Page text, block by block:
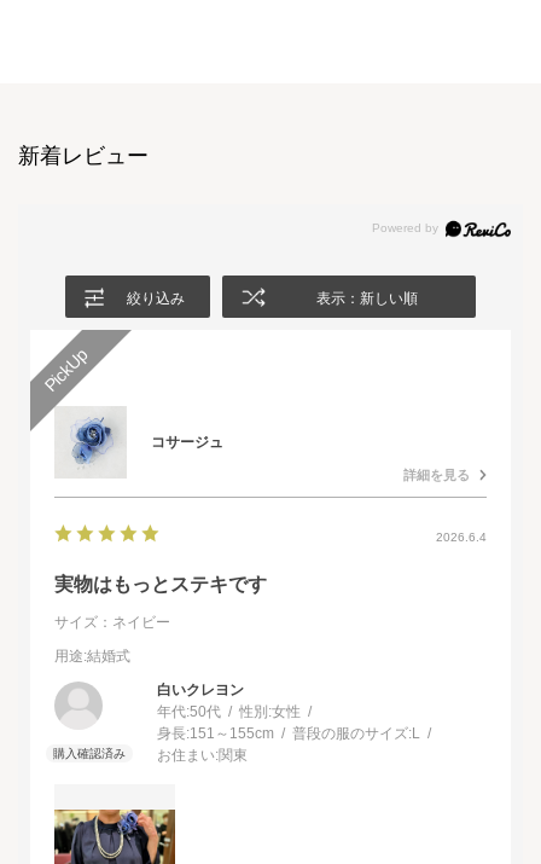
新着レビュー
絞り込み 表示：新しい順
コサージュ
詳細を見る
2026.6.4
実物はもっとステキです
サイズ：ネイビー
用途:結婚式
白いクレヨン
年代:50代 性別:女性
身長:151～155cm 普段の服のサイズ:L
お住まい:関東